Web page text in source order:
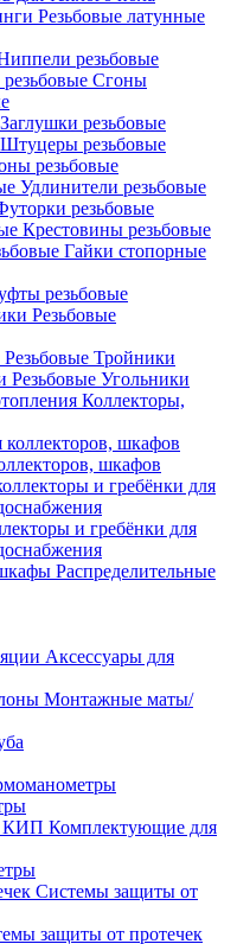
Резьбовые латунные
резьбовые
Сгоны
Заглушки резьбовые
Штуцеры резьбовые
резьбовые
Удлинители резьбовые
резьбовые
Крестовины резьбовые
Гайки стопорные
резьбовые
Резьбовые
Резьбовые Тройники
Резьбовые Угольники
Коллекторы,
шкафов
и гребёнки для
Распределительные
Аксессуары для
Монтажные маты/
Комплектующие для
Системы защиты от